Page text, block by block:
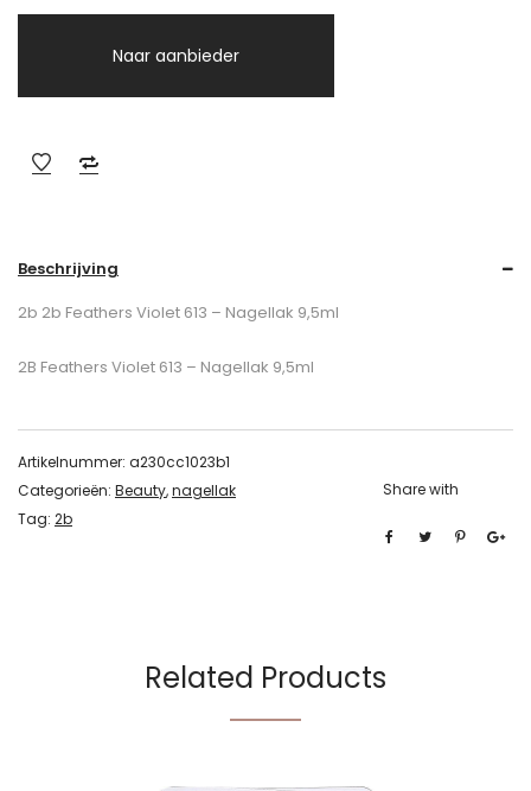
Naar aanbieder
Beschrijving
2b 2b Feathers Violet 613 – Nagellak 9,5ml
2B Feathers Violet 613 – Nagellak 9,5ml
Artikelnummer: a230cc1023b1
Categorieën: Beauty,nagellak
Tag: 2b
Share with
Related Products